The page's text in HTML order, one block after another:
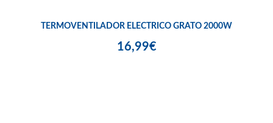
TERMOVENTILADOR ELECTRICO GRATO 2000W
16,99€